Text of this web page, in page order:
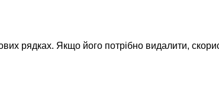
рядках. Якщо його потрібно видалити,